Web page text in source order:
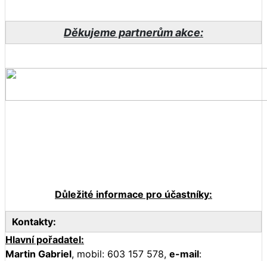
Děkujeme partnerům akce:
Důležité informace pro účastníky:
Kontakty:
Hlavní pořadatel:
Martin Gabriel, mobil: 603 157 578, e-mail: